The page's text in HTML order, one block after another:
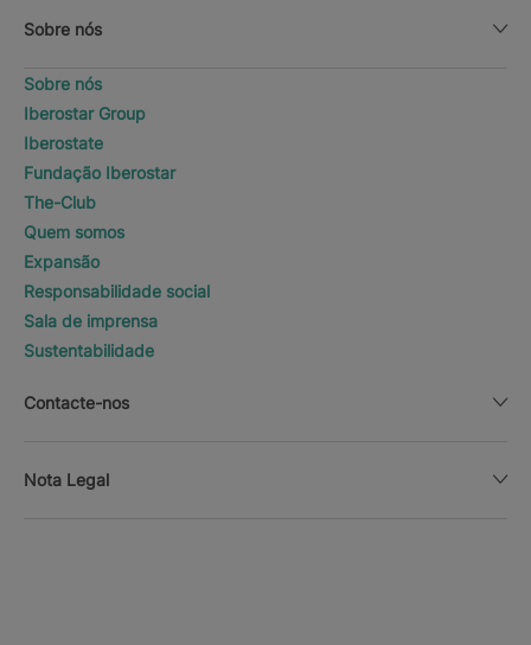
Sobre nós
Sobre nós
Iberostar Group
Iberostate
Fundação Iberostar
The-Club
Quem somos
Expansão
Responsabilidade social
Sala de imprensa
Sustentabilidade
Contacte-nos
Nota Legal